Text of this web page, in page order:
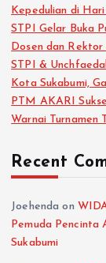
Kepedulian di
STPI Gelar Buka
Dosen dan
‎STPI &
Kota Sukabumi,
PTM AKARI
Warnai Turnamen
Recent
Joehenda on
Pemuda Pencinta
Sukabumi